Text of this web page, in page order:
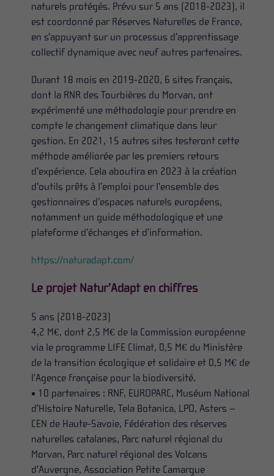
naturels protégés. Prévu sur 5 ans (2018-2023), il
est coordonné par Réserves Naturelles de France,
en s’appuyant sur un processus d’apprentissage
collectif dynamique avec neuf autres partenaires.
Durant 18 mois en 2019-2020, 6 sites français,
dont la RNR des Tourbières du Morvan, ont
expérimenté une méthodologie pour prendre en
compte le changement climatique dans leur
gestion. En 2021, 15 autres sites testeront cette
méthode améliorée par les premiers retours
d’expérience. Cela aboutira en 2023 à la création
d’outils prêts à l’emploi pour l’ensemble des
gestionnaires d’espaces naturels européens,
notamment un guide méthodologique et une
plateforme d’échanges et d’information.
https://naturadapt.com/
Le projet Natur’Adapt en chiffres
5 ans (2018-2023)
4,2 M€, dont 2,5 M€ de la Commission européenne
via le programme LIFE Climat, 0,5 M€ du Ministère
de la transition écologique et solidaire et 0,5 M€ de
l’Agence française pour la biodiversité.
• 10 partenaires : RNF, EUROPARC, Muséum National
d’Histoire Naturelle, Tela Botanica, LPO, Asters –
CEN de Haute-Savoie, Fédération des réserves
naturelles catalanes, Parc naturel régional du
Morvan, Parc naturel régional des Volcans
d’Auvergne, Association Petite Camargue